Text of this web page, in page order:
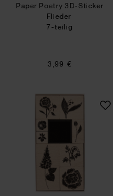
Paper Poetry 3D-Sticker
Flieder
7-teilig
3,99 €
Paper